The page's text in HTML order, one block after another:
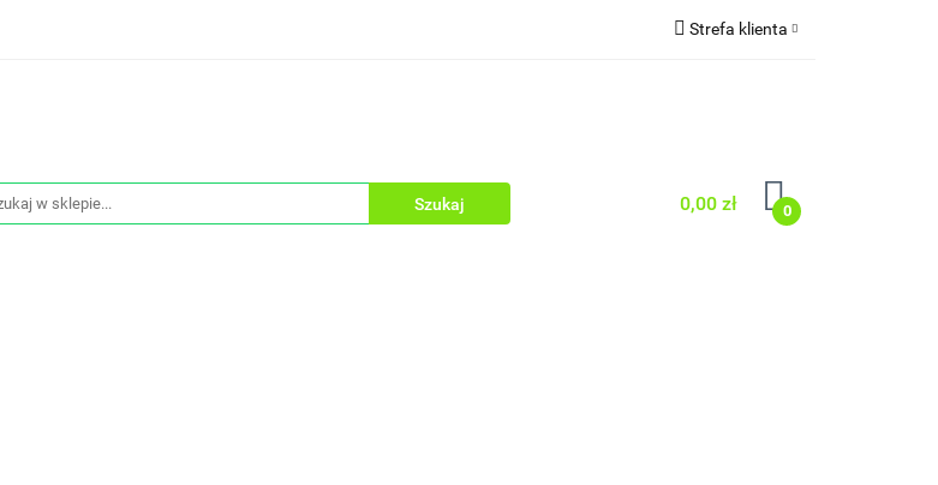
Strefa klienta
Zgody cookies
0,00 zł 0